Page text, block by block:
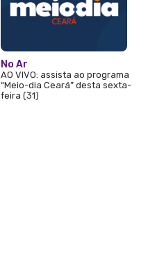
No Ar
AO VIVO: assista ao programa
“Meio-dia Ceará” desta sexta-
feira (31)